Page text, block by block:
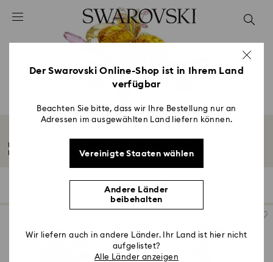
Liste Tastaturkürzel
2 - Footer
4 - Suchergebnisse
Florere Kollektion
Mehr lesen
Filter
Filter
Der Swarovski Online-Shop ist in Ihrem Land
verfügbar
Beachten Sie bitte, dass wir Ihre Bestellung nur an
Adressen im ausgewählten Land liefern können.
Vereinigte Staaten wählen
Andere Länder
beibehalten
Wir liefern auch in andere Länder. Ihr Land ist hier nicht
aufgelistet?
Alle Länder anzeigen